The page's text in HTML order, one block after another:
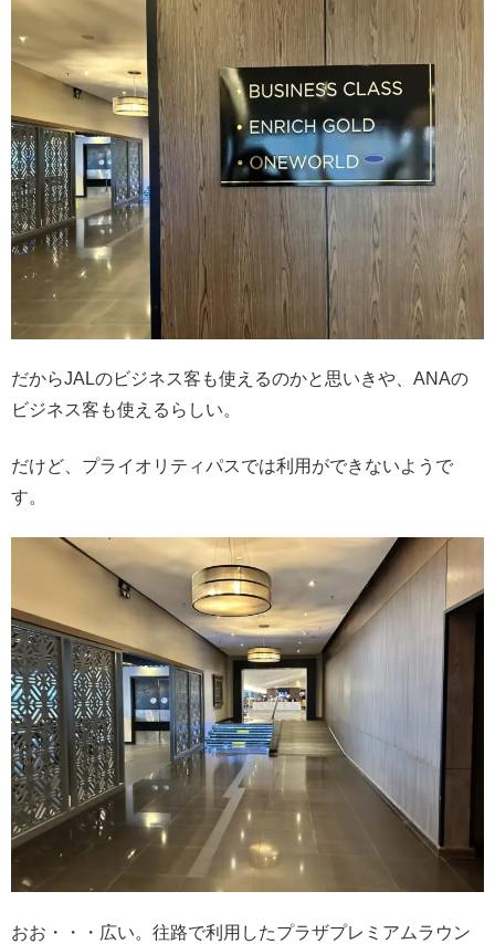
だからJALのビジネス客も使えるのかと思いきや、ANAの
ビジネス客も使えるらしい。
だけど、プライオリティパスでは利用ができないようで
す。
おお・・・広い。往路で利用したプラザプレミアムラウン